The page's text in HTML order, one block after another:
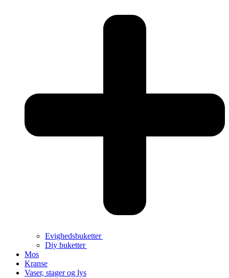
Evighedsbuketter
Diy buketter
Mos
Kranse
Vaser, stager og lys